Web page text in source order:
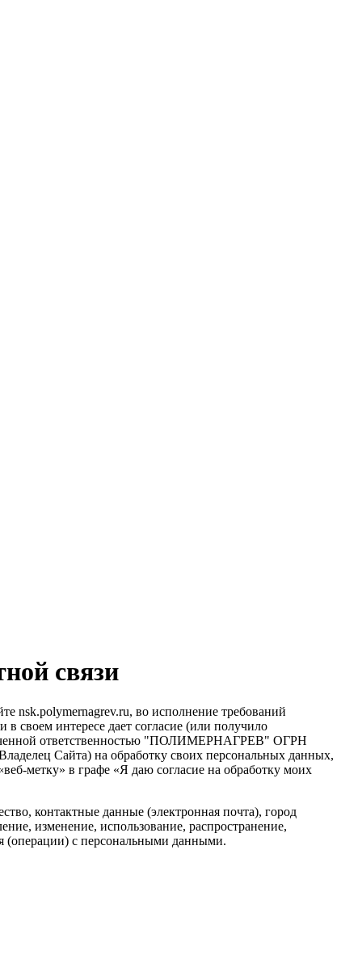
связи
nsk.polymernagrev.ru, во исполнение требований
своем интересе дает согласие (или получило
ответственностью "ПОЛИМЕРНАГРЕВ" ОГРН
Сайта) на обработку своих персональных данных,
метку» в графе «Я даю согласие на обработку моих
контактные данные (электронная почта), город
изменение, использование, распространение,
(операции) с персональными данными.